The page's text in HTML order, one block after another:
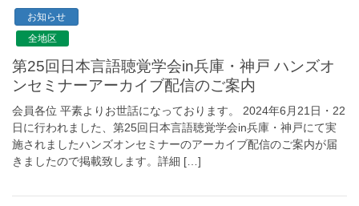
お知らせ
全地区
第25回日本言語聴覚学会in兵庫・神戸 ハンズオ
ンセミナーアーカイブ配信のご案内
会員各位 平素よりお世話になっております。 2024年6月21日・22
日に行われました、第25回日本言語聴覚学会in兵庫・神戸にて実
施されましたハンズオンセミナーのアーカイブ配信のご案内が届
きましたので掲載致します。詳細 […]